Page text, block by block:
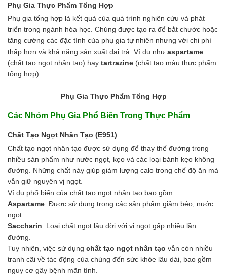
Thiết bị phòng thí nghiệm
HÓA CHẤT NÔNG NGHIỆP
Nguyên liệu phân bón
Chế phẩm sinh học
Nguyên liệu chăn nuôi
HÓA CHẤT XÂY DỰNG
Chống thấm sika
Silicone Kingbond
Silicone Shinetsu
Keo Silicone
Hóa chất khác
Giới Thiệu
Đối tác
Quy trình sản xuất
Tin tức
VMC GROUP
Ngành Hóa Chất
Tẩy Rửa Diệt Khuẩn
Ngành Thực Phẩm
Ngành Nông Nghiệp
Ngành Thủy Sản
Ngành Môi Trường
Phụ Gia Thực Phẩm Tổng Hợp
Phụ gia tổng hợp là kết quả của quá trình nghiên cứu và phát
triển trong ngành hóa học. Chúng được tạo ra để bắt chước hoặc
tăng cường các đặc tính của phụ gia tự nhiên nhưng với chi phí
thấp hơn và khả năng sản xuất đại trà. Ví dụ như aspartame
(chất tạo ngọt nhân tạo) hay tartrazine (chất tạo màu thực phẩm
tổng hợp).
Phụ Gia Thực Phẩm Tổng Hợp
Các Nhóm Phụ Gia Phổ Biến Trong Thực Phẩm
Chất Tạo Ngọt Nhân Tạo (E951)
Chất tạo ngọt nhân tạo được sử dụng để thay thế đường trong
nhiều sản phẩm như nước ngọt, kẹo và các loại bánh kẹo không
đường. Những chất này giúp giảm lượng calo trong chế độ ăn mà
vẫn giữ nguyên vị ngọt.
Ví dụ phổ biến của chất tạo ngọt nhân tạo bao gồm:
Aspartame: Được sử dụng trong các sản phẩm giảm béo, nước
ngọt.
Saccharin: Loại chất ngọt lâu đời với vị ngọt gấp nhiều lần
đường.
Tuy nhiên, việc sử dụng chất tạo ngọt nhân tạo vẫn còn nhiều
tranh cãi về tác động của chúng đến sức khỏe lâu dài, bao gồm
nguy cơ gây bệnh mãn tính.